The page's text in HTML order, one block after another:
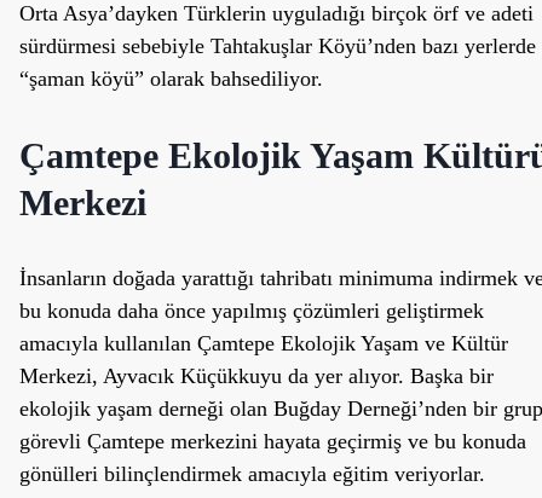
Orta Asya’dayken Türklerin uyguladığı birçok örf ve adeti
sürdürmesi sebebiyle Tahtakuşlar Köyü’nden bazı yerlerde
“şaman köyü” olarak bahsediliyor.
Çamtepe Ekolojik Yaşam
Merkezi
İnsanların doğada yarattığı tahribatı minimuma indirmek
bu konuda daha önce yapılmış çözümleri geliştirmek
amacıyla kullanılan Çamtepe Ekolojik Yaşam ve Kültür
Merkezi, Ayvacık Küçükkuyu da yer alıyor. Başka bir
ekolojik yaşam derneği olan Buğday Derneği’nden bir grup
görevli Çamtepe merkezini hayata geçirmiş ve bu konuda
gönülleri bilinçlendirmek amacıyla eğitim veriyorlar.